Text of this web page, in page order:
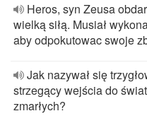
Heros, syn Zeusa
wielką siłą. Musiał
aby odpokutowac swoje
Jak nazywał się
strzegący wejścia do
zmarłych?